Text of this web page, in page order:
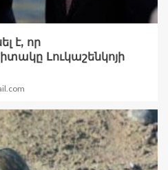
է, որ
Լուկաշենկոյի